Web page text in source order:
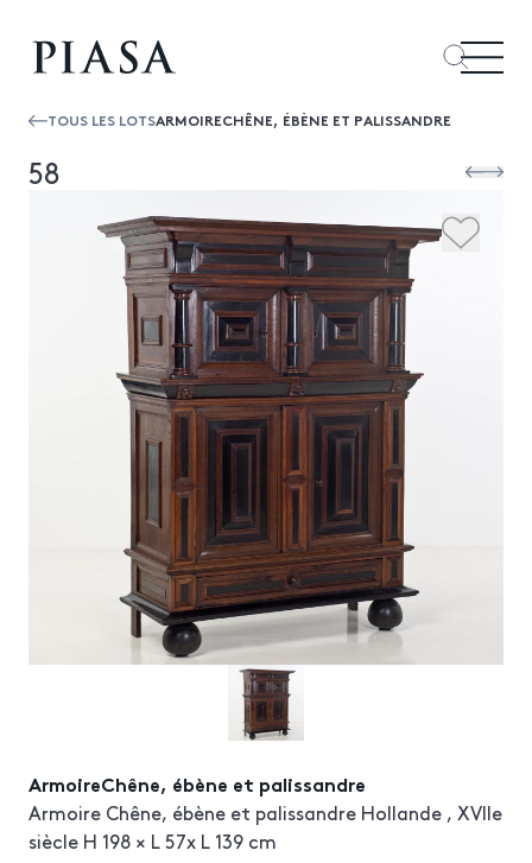
TOUS LES LOTSARMOIRECHÊNE, ÉBÈNE ET PALISSANDRE
58
ArmoireChêne, ébène et palissandre
Armoire Chêne, ébène et palissandre Hollande , XVIIe
siècle H 198 × L 57x L 139 cm